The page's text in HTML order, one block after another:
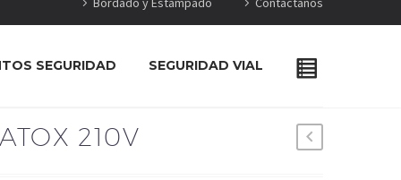
SEGURIDAD SEGURIDAD VIAL
210V